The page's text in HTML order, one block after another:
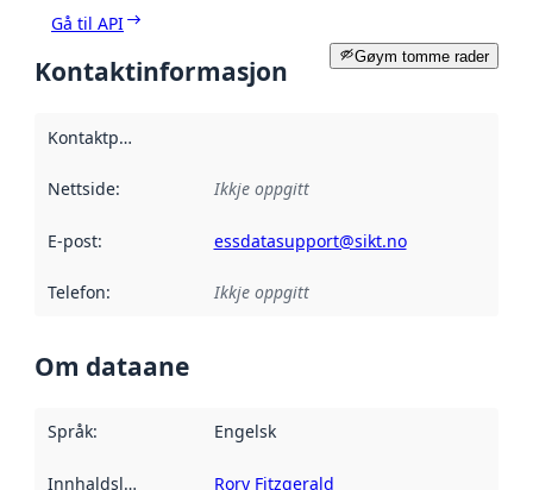
Gå til API
Gøym tomme rader
Kontaktinformasjon
Kontaktpunkt
Nettside: Ikkje oppgitt
E-post: essdatasupport@sikt.no
Telefon: Ikkje oppgitt
Om dataane
Språk: Engelsk
Innhaldsleverandørar :
Rory Fitzgerald